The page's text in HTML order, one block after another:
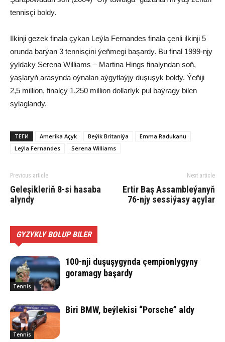
tennisçi boldy.
Ilkinji gezek finala çykan Leýla Fernandes finala çenli ilkinji 5
orunda barýan 3 tennisçini ýeňmegi başardy. Bu final 1999-njy
ýyldaky Serena Williams – Martina Hings finalyndan soň,
ýaşlaryň arasynda oýnalan aýgytlaýjy duşuşyk boldy. Ýeňiji
2,5 million, finalçy 1,250 million dollarlyk pul baýragy bilen
sylaglandy.
ТЕГИ Amerika Açyk Beýik Britaniýa
Emma Radukanu
Leýla Fernandes
Serena Williams
Previous article
Geleşikleriň 8-si hasaba
alyndy
Next article
Ertir Baş Assambleýanyň
76-njy sessiýasy açylar
GYZYKLY BOLUP BILER
Tennis
100-nji duşuşygynda çempionlygyny
goramagy başardy
Tennis
Biri BMW, beýlekisi “Porsche” aldy